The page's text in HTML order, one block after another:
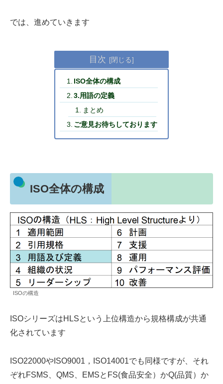
では、進めていきます
目次
ISO全体の構成
3.用語の定義
まとめ
ご意見お待ちしております
ISO全体の構成
ISOの構造
ISOシリーズはHLSという上位構造から規格構成が共通
化されています
ISO22000やISO9001，ISO14001でも同様ですが、それ
ぞれFSMS、QMS、EMSとFS(食品安全）かQ(品質）か